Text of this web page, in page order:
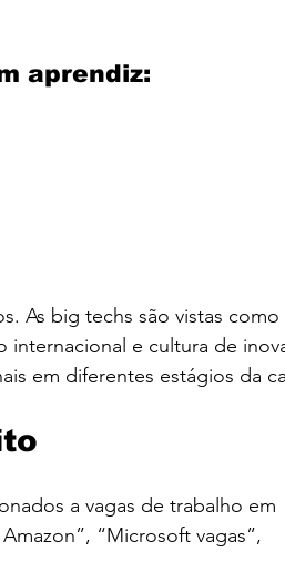
aprendiz:
As big techs são vistas como
e cultura de
em diferentes estágios da
a vagas de trabalho em
“Microsoft vagas”,